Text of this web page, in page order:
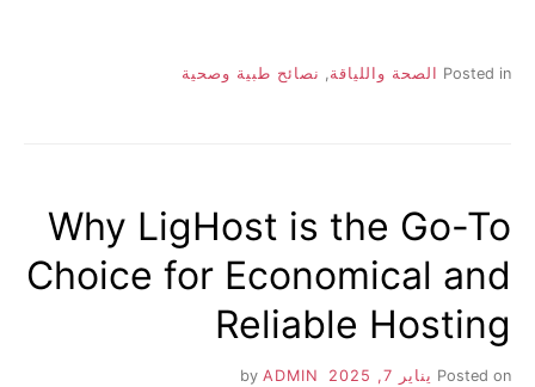
Posted in الصحة واللياقة, نصائح طبية وصحية
Why LigHost is the Go-To
Choice for Economical and
Reliable Hosting
Posted on يناير 7, 2025 ADMIN